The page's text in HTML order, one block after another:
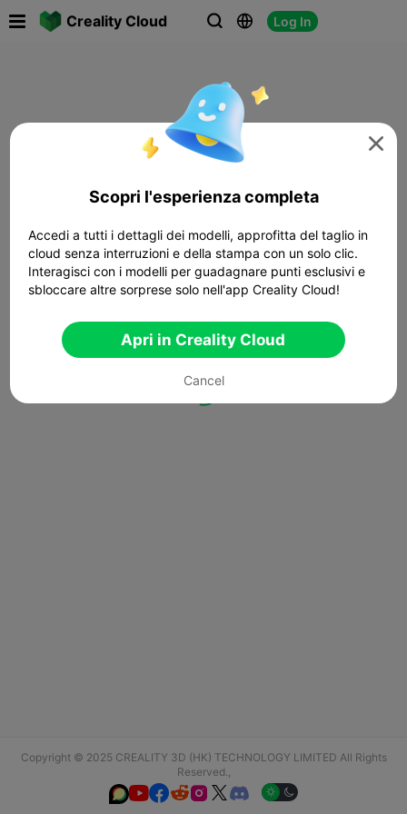
Creality Cloud   Log In
Copyright © 2025 CREALITY 3D (HK) TECHNOLOGY LIMITED All Rights
Reserved.,
  

Scopri l'esperienza completa
Accedi a tutti i dettagli dei modelli, approfitta del taglio in
cloud senza interruzioni e della stampa con un solo clic.
Interagisci con i modelli per guadagnare punti esclusivi e
sbloccare altre sorprese solo nell'app Creality Cloud!
Apri in Creality Cloud
Cancel